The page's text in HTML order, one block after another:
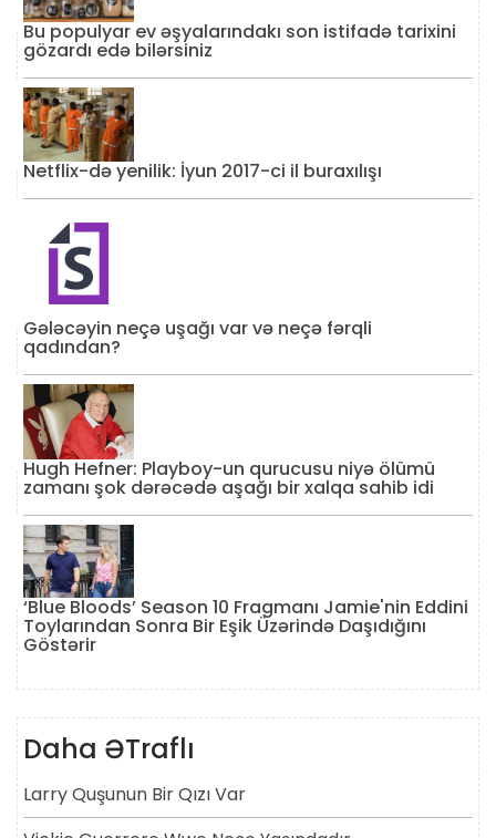
Bu populyar ev əşyalarındakı son istifadə tarixini
gözardı edə bilərsiniz
Netflix-də yenilik: İyun 2017-ci il buraxılışı
Gələcəyin neçə uşağı var və neçə fərqli
qadından?
Hugh Hefner: Playboy-un qurucusu niyə ölümü
zamanı şok dərəcədə aşağı bir xalqa sahib idi
‘Blue Bloods’ Season 10 Fragmanı Jamie'nin Eddini
Toylarından Sonra Bir Eşik Üzərində Daşıdığını
Göstərir
Daha ƏTraflı
Larry Quşunun Bir Qızı Var